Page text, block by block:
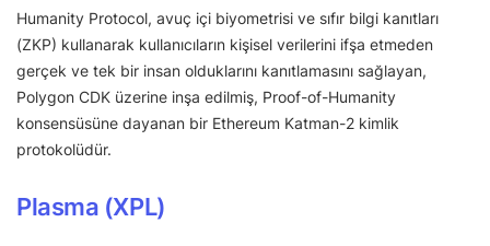
Humanity Protocol, avuç içi biyometrisi ve sıfır bilgi kanıtları
(ZKP) kullanarak kullanıcıların kişisel verilerini ifşa etmeden
gerçek ve tek bir insan olduklarını kanıtlamasını sağlayan,
Polygon CDK üzerine inşa edilmiş, Proof-of-Humanity
konsensüsüne dayanan bir Ethereum Katman-2 kimlik
protokolüdür.
Plasma (XPL)